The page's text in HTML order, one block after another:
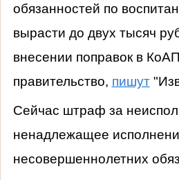
обязанностей по
вырасти до двух тысяч
внесении поправок в
правительство, пишут
Сейчас штраф за
ненадлежащее
несовершеннолетних